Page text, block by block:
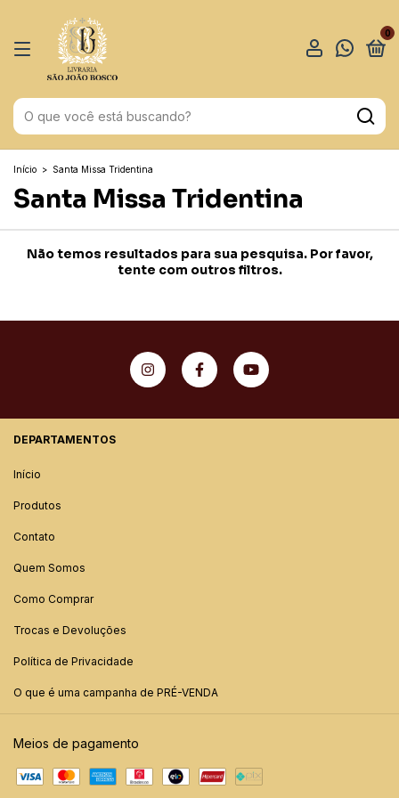
0
Início > Santa Missa Tridentina
Santa Missa Tridentina
Não temos resultados para sua pesquisa. Por favor,
tente com outros filtros.
DEPARTAMENTOS
Início
Produtos
Contato
Quem Somos
Como Comprar
Trocas e Devoluções
Política de Privacidade
O que é uma campanha de PRÉ-VENDA
Meios de pagamento